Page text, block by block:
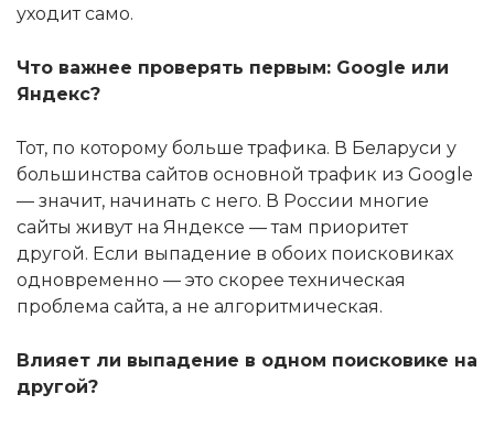
уходит само.
Что важнее проверять первым: Google или
Яндекс?
Тот, по которому больше трафика. В Беларуси у
большинства сайтов основной трафик из Google
— значит, начинать с него. В России многие
сайты живут на Яндексе — там приоритет
другой. Если выпадение в обоих поисковиках
одновременно — это скорее техническая
проблема сайта, а не алгоритмическая.
Влияет ли выпадение в одном поисковике на
другой?